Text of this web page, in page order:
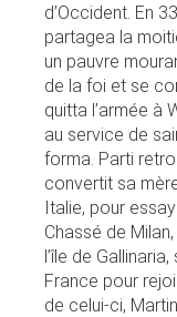
d’Occident. En
partagea la
un pauvre
de la foi et se
quitta l’armée à
au service de
forma. Parti
convertit sa
Italie, pour
Chassé de
l’île de
France pour
de celui-ci,